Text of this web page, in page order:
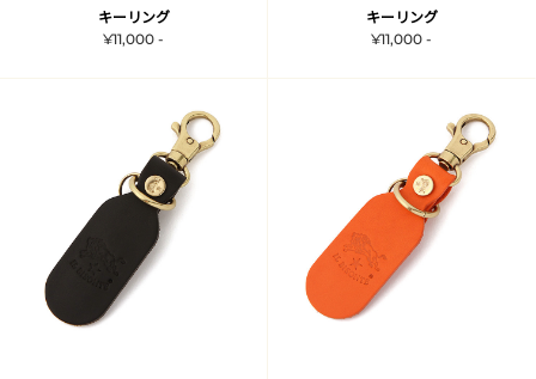
キーリング
¥11,000 -
キーリング
¥11,000 -